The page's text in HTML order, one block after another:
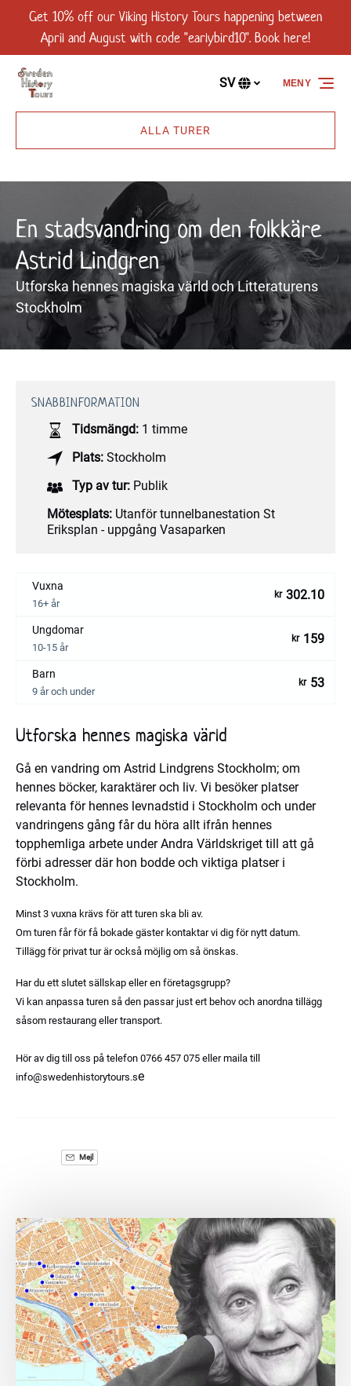
Hoppa över till primär navigering
Hoppa över till innehåll
Hoppa över till sidfot
Get 10% off our Viking History Tours happening between
April and August with code "earlybird10". Book here!
språk
SV
ALLA TURER
MENY
En stadsvandring om den folkkäre
Astrid Lindgren
Utforska hennes magiska värld och Litteraturens
Stockholm
SNABBINFORMATION
Tidsmängd: 1 timme
Plats: Stockholm
Typ av tur: Publik
Mötesplats: Utanför tunnelbanestation St
Eriksplan - uppgång Vasaparken
Vuxna
16+ år
kr 302.10
Ungdomar
10-15 år
kr 159
Barn
9 år och under
kr 53
Utforska hennes magiska värld
Gå en vandring om Astrid Lindgrens Stockholm; om
hennes böcker, karaktärer och liv. Vi besöker platser
relevanta för hennes levnadstid i Stockholm och under
vandringens gång får du höra allt ifrån hennes
topphemliga arbete under Andra Världskriget till att gå
förbi adresser där hon bodde och viktiga platser i
Stockholm.
Minst 3 vuxna krävs för att turen ska bli av.
Om turen får för få bokade gäster kontaktar vi dig för nytt datum.
Tillägg för privat tur är också möjlig om så önskas.
Har du ett slutet sällskap eller en företagsgrupp?
Vi kan anpassa turen så den passar just ert behov och anordna tillägg
såsom restaurang eller transport.
Hör av dig till oss på telefon 0766 457 075 eller maila till
info@swedenhistorytours.se
Mejl